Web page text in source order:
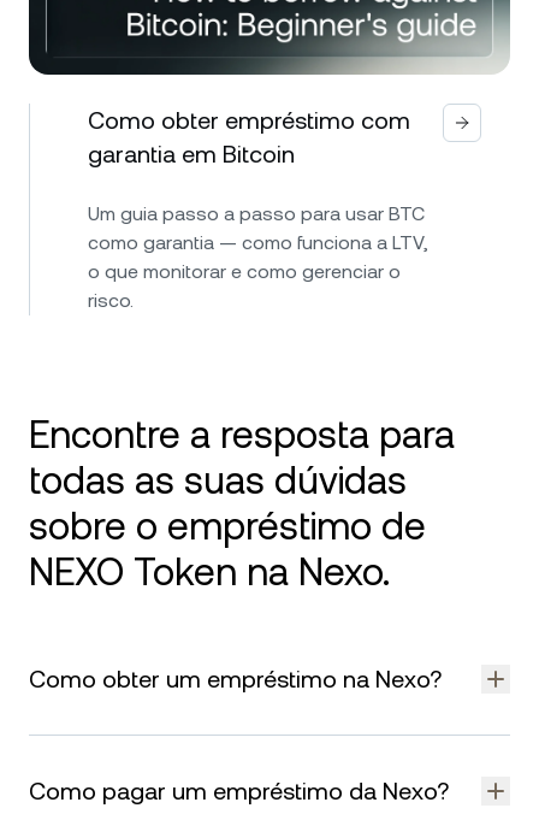
Como obter empréstimo com
garantia em Bitcoin
Um guia passo a passo para usar BTC
como garantia — como funciona a LTV,
o que monitorar e como gerenciar o
risco.
Encontre a resposta para
todas as suas dúvidas
sobre o empréstimo de
NEXO Token na Nexo.
Como obter um empréstimo na Nexo?
Para obter um empréstimo na Nexo, deposite ativos cripto
automaticamente, permitindo que você pegue empréstimo
Como pagar um empréstimo da Nexo?